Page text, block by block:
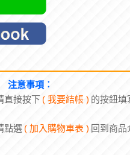
注意事項︰
直接按下 ( 我要結帳 ) 的按鈕填
點選 ( 加入購物車表 ) 回到商品